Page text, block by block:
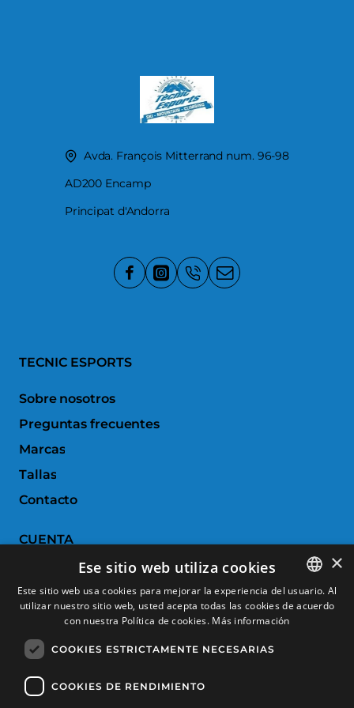
Avda. François Mitterrand num. 96-98
AD200 Encamp
Principat d'Andorra
TECNIC ESPORTS
Sobre nosotros
Preguntas frecuentes
Marcas
Tallas
Contacto
CUENTA
Historial de pedidos
Devoluciones
Productos favoritos
Comparar productos
SERVICIO AL CLIENTE
SPANISH
×
Ese sitio web utiliza cookies
Este sitio web usa cookies para mejorar la experiencia del usuario. Al
utilizar nuestro sitio web, usted acepta todas las cookies de acuerdo
con nuestra Política de cookies. Más información
COOKIES ESTRICTAMENTE NECESARIAS
COOKIES DE RENDIMIENTO